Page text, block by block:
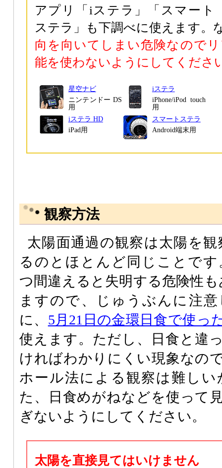
アプリ「iステラ」「スマート
ステラ」も下調べに使えます。
向を向いてしまい危険なので
能を使わないようにしてくださ
星空ナビ
ニンテンドー DS
用
iステラ
iPhone/iPod touch
用
iステラ HD
iPad用
スマートステラ
Android端末用
観察方法
太陽面通過の観察は太陽を観
るのとほとんど同じことです
つ間違えると失明する危険性
ますので、じゅうぶんに注
に、 5月21日の金環日食で使っ
使えます。ただし、日食と違
ければわかりにくい現象なの
ホール法による観察は難し
た、日食めがねなどを使って
ぎないようにしてください。
太陽を直接見てはいけません